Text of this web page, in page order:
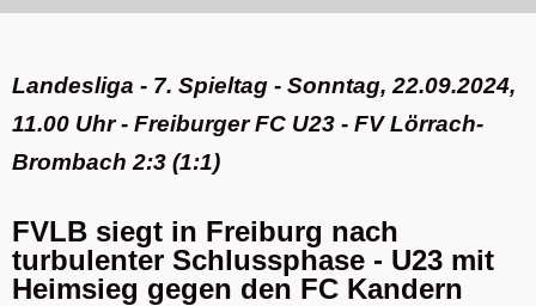
Landesliga - 7. Spieltag - Sonntag, 22.09.2024,
11.00 Uhr - Freiburger FC U23 - FV Lörrach-
Brombach 2:3 (1:1)
FVLB siegt in Freiburg nach
turbulenter Schlussphase - U23 mit
Heimsieg gegen den FC Kandern